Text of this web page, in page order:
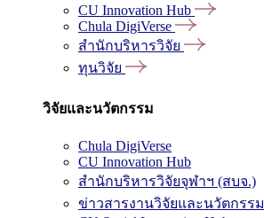
CU Innovation Hub
Chula DigiVerse
สำนักบริหารวิจัย
ทุนวิจัย
วิจัยและนวัตกรรม
Chula DigiVerse
CU Innovation Hub
สำนักบริหารวิจัยจุฬาฯ (สบจ.)
ข่าวสารงานวิจัยและนวัตกรรม